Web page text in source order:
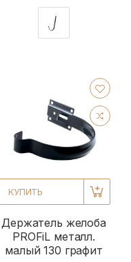
КУПИТЬ
Держатель желоба
PROFiL металл.
малый 130 графит